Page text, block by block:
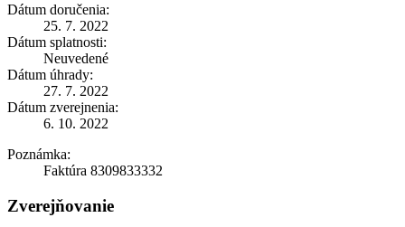
Dátum doručenia:
25. 7. 2022
Dátum splatnosti:
Neuvedené
Dátum úhrady:
27. 7. 2022
Dátum zverejnenia:
6. 10. 2022
Poznámka:
Faktúra 8309833332
Zverejňovanie